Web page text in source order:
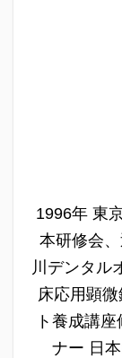
1996年 東
本研修会
川デンタ
床応用顕
ト養成講
ナー 日